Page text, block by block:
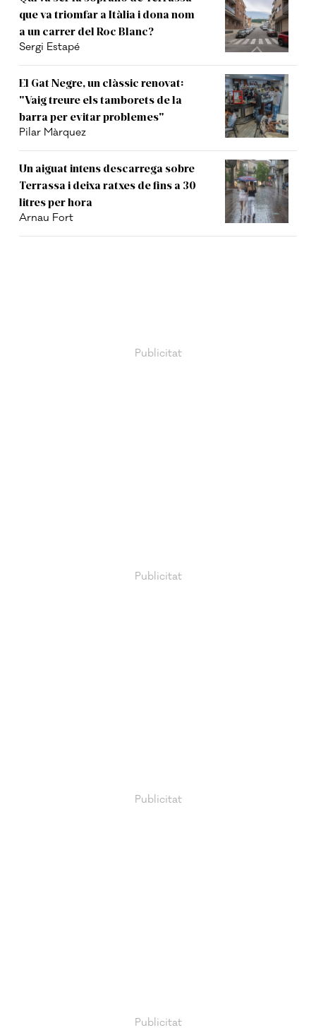
que va triomfar a Itàlia i dona nom
a un carrer del Roc Blanc?
Sergi Estapé
El Gat Negre, un clàssic renovat:
"Vaig treure els tamborets de la
barra per evitar problemes"
Pilar Màrquez
Un aiguat intens descarrega sobre
Terrassa i deixa ratxes de fins a 30
litres per hora
Arnau Fort